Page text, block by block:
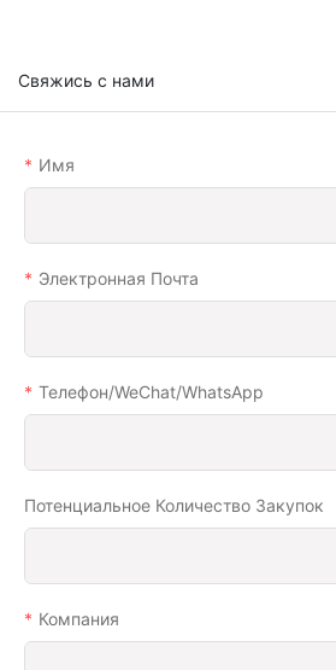
Свяжись с нами
Имя
Электронная Почта
Телефон/WeChat/WhatsApp
Потенциальное Количество Закупок
Компания